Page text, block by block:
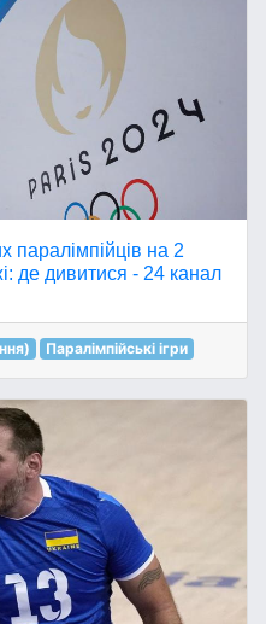
паралімпійців на 2
де дивитися - 24 канал
Паралімпійські ігри